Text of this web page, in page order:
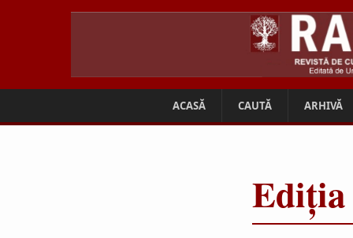
ACASĂ CAUTĂ ARHIVĂ
Ediția